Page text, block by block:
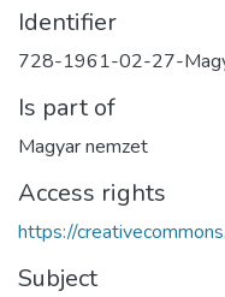
Identifier
728-1961-02-27-
Is part of
Magyar nemzet
Access rights
https://
Subject